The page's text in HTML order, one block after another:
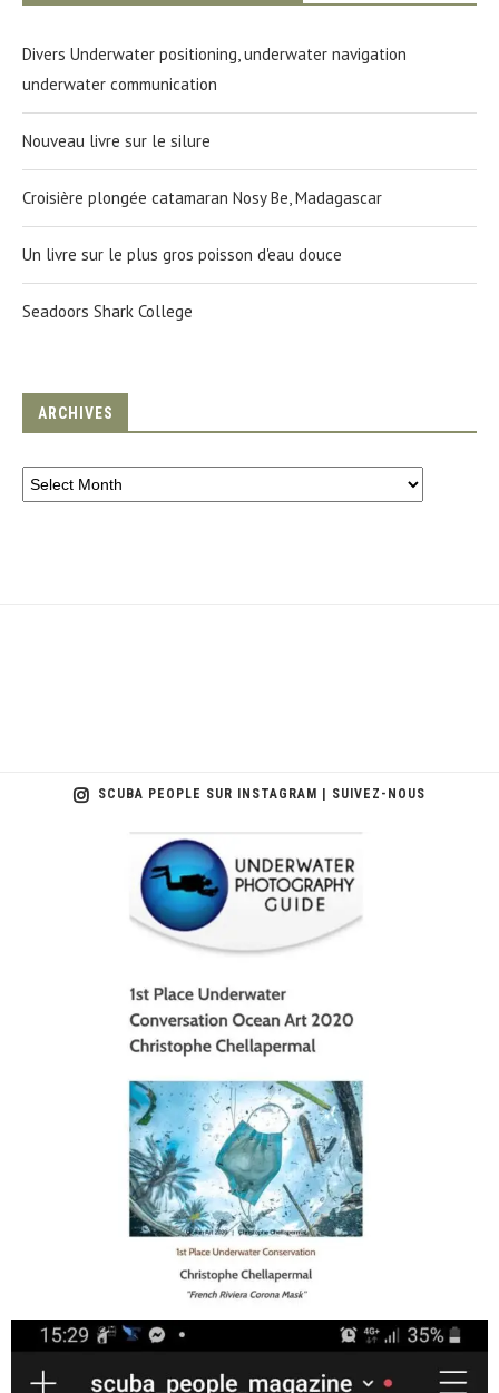
Divers Underwater positioning, underwater navigation
underwater communication
Nouveau livre sur le silure
Croisière plongée catamaran Nosy Be, Madagascar
Un livre sur le plus gros poisson d'eau douce
Seadoors Shark College
ARCHIVES
SCUBA PEOPLE SUR INSTAGRAM | SUIVEZ-NOUS
scuba_people_magazine
scuba_people_magazine